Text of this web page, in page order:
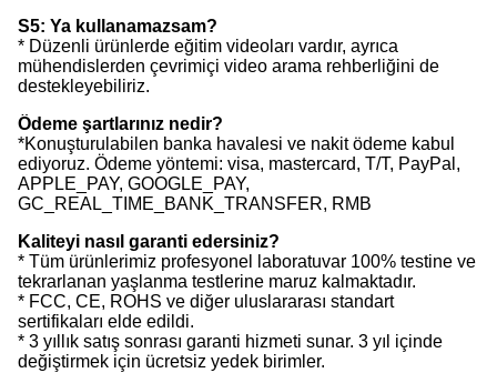
S5: Ya kullanamazsam?
* Düzenli ürünlerde eğitim videoları vardır, ayrıca
mühendislerden çevrimiçi video arama rehberliğini de
destekleyebiliriz.
Ödeme şartlarınız nedir?
*Konuşturulabilen banka havalesi ve nakit ödeme kabul
ediyoruz. Ödeme yöntemi: visa, mastercard, T/T, PayPal,
APPLE_PAY, GOOGLE_PAY,
GC_REAL_TIME_BANK_TRANSFER, RMB
Kaliteyi nasıl garanti edersiniz?
* Tüm ürünlerimiz profesyonel laboratuvar 100% testine ve
tekrarlanan yaşlanma testlerine maruz kalmaktadır.
* FCC, CE, ROHS ve diğer uluslararası standart
sertifikaları elde edildi.
* 3 yıllık satış sonrası garanti hizmeti sunar. 3 yıl içinde
değiştirmek için ücretsiz yedek birimler.